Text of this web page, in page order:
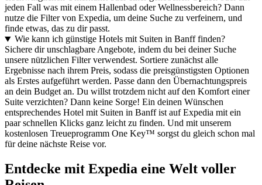
jeden Fall was mit einem Hallenbad oder Wellnessbereich? Dann
nutze die Filter von Expedia, um deine Suche zu verfeinern, und
finde etwas, das zu dir passt.
Wie kann ich günstige Hotels mit Suiten in Banff finden?
Sichere dir unschlagbare Angebote, indem du bei deiner Suche
unsere nützlichen Filter verwendest. Sortiere zunächst alle
Ergebnisse nach ihrem Preis, sodass die preisgünstigsten Optionen
als Erstes aufgeführt werden. Passe dann den Übernachtungspreis
an dein Budget an. Du willst trotzdem nicht auf den Komfort einer
Suite verzichten? Dann keine Sorge! Ein deinen Wünschen
entsprechendes Hotel mit Suiten in Banff ist auf Expedia mit ein
paar schnellen Klicks ganz leicht zu finden. Und mit unserem
kostenlosen Treueprogramm One Key™ sorgst du gleich schon mal
für deine nächste Reise vor.
Entdecke mit Expedia eine Welt voller